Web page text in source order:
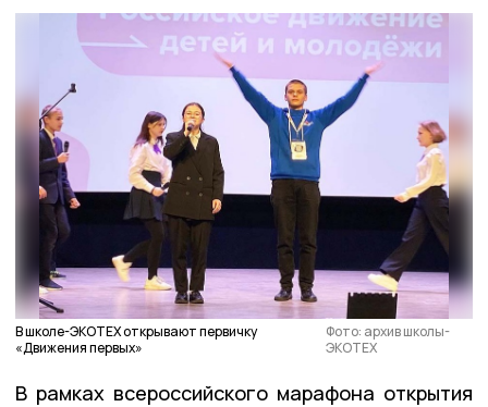
В школе-ЭКОТЕХ открывают первичку
«Движения первых»
Фото: архив школы-
ЭКОТЕХ
В рамках всероссийского марафона открытия